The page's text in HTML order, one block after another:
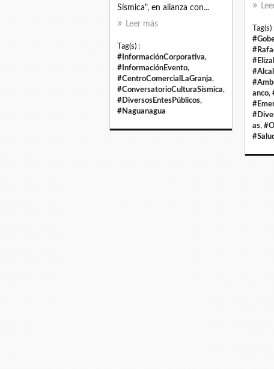
Tag(s)
anco,
as,
Sísmica", en alianza con...
Leer más
Tag(s) :
#InformaciónCorporativa,
#InformaciónEvento,
#CentroComercialLaGranja,
#ConversatorioCulturaSísmica,
#DiversosEntesPúblicos,
#Naguanagua